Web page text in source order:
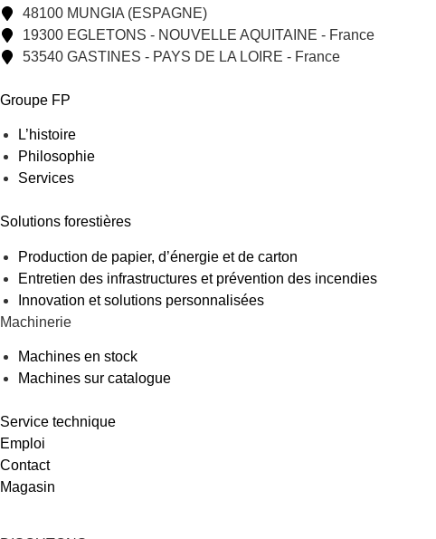
48100 MUNGIA (ESPAGNE)
19300 EGLETONS - NOUVELLE AQUITAINE - France
53540 GASTINES - PAYS DE LA LOIRE - France
Groupe FP
L’histoire
Philosophie
Services
Solutions forestières
Production de papier, d’énergie et de carton
Entretien des infrastructures et prévention des incendies
Innovation et solutions personnalisées
Machinerie
Machines en stock
Machines sur catalogue
Service technique
Emploi
Contact
Magasin